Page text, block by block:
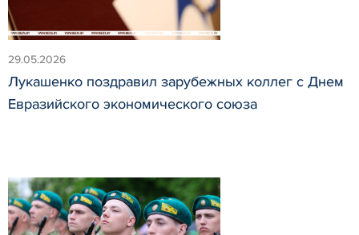
29.05.2026
Лукашенко поздравил зарубежных коллег с Днем
Евразийского экономического союза